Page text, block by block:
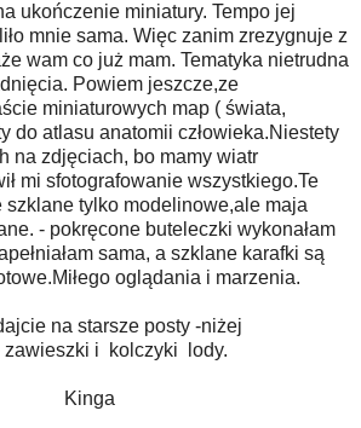
ukończenie miniatury. Tempo jej
mnie sama. Więc zanim zrezygnuje z
wam co już mam. Tematyka nietrudna
Powiem jeszcze,ze
miniaturowych map ( świata,
do atlasu anatomii człowieka.Niestety
na zdjęciach, bo mamy wiatr
mi sfotografowanie wszystkiego.Te
szklane tylko modelinowe,ale maja
- pokręcone buteleczki wykonałam
sama, a szklane karafki są
oglądania i marzenia.
na starsze posty -niżej
zawieszki i kolczyki lody.
Kinga